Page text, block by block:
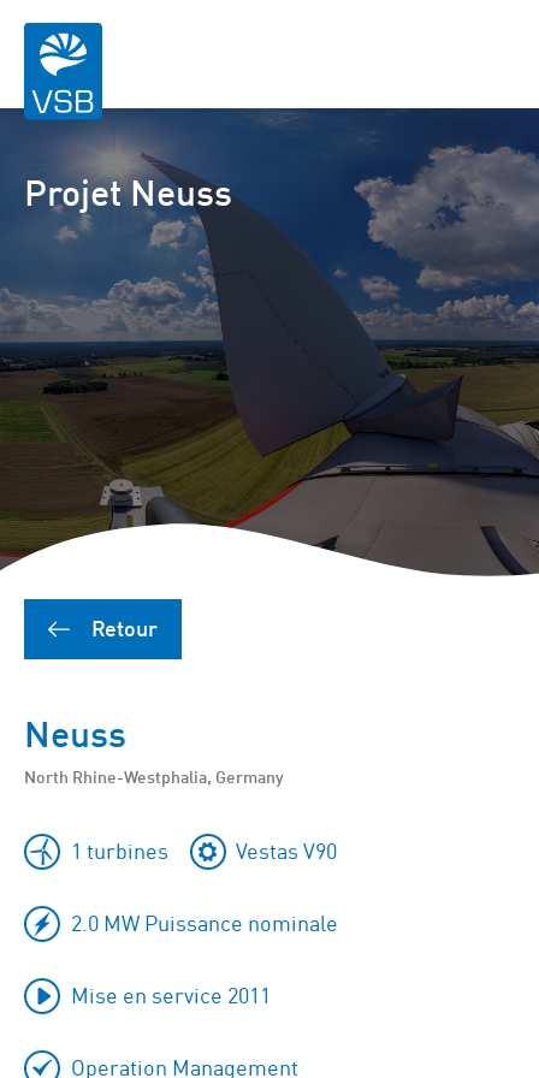
Projet Neuss
Retour
Neuss
North Rhine-Westphalia, Germany
1 turbines Vestas V90
2.0 MW Puissance nominale
Mise en service 2011
Operation Management